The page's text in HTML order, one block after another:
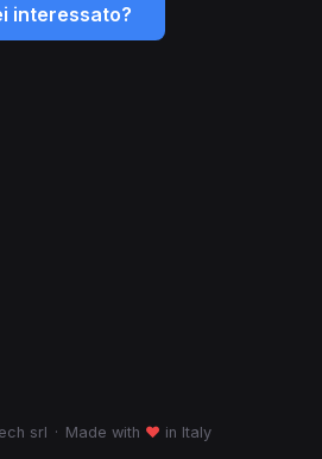
interessato?
srl · Made with ♥ in Italy